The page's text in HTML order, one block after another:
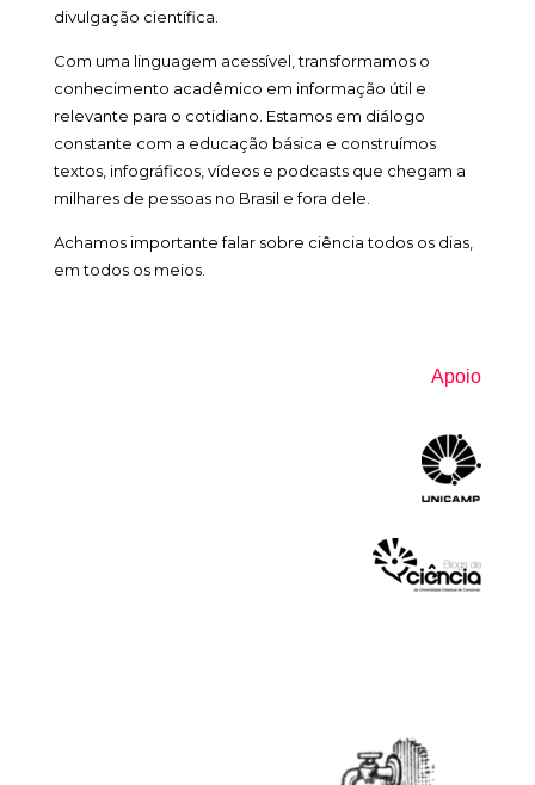
divulgação científica.
Com uma linguagem acessível, transformamos o
conhecimento acadêmico em informação útil e
relevante para o cotidiano. Estamos em diálogo
constante com a educação básica e construímos
textos, infográficos, vídeos e podcasts que chegam a
milhares de pessoas no Brasil e fora dele.
Achamos importante falar sobre ciência todos os dias,
em todos os meios.
Apoio